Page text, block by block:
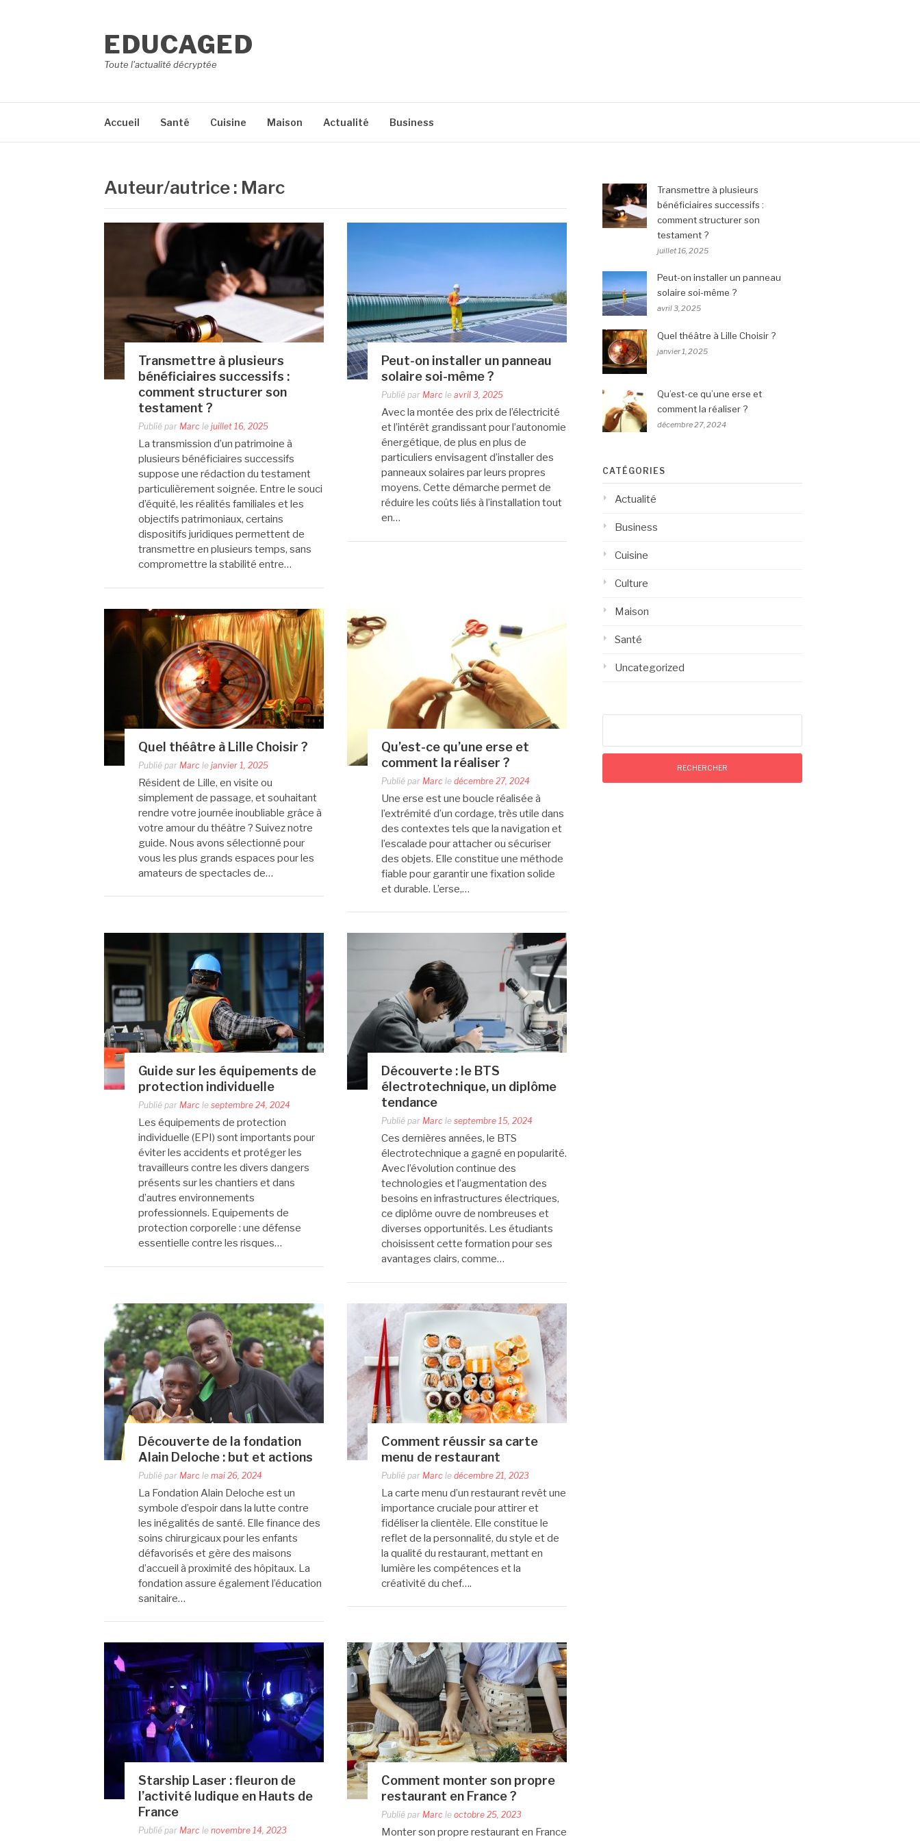
EDUCAGED
Toute l'actualité décryptée
Accueil Santé Cuisine Maison Actualité Business
Auteur/autrice : Marc
Transmettre à plusieurs
bénéficiaires successifs :
comment structurer son
testament ?
Publié par Marc le juillet 16, 2025
La transmission d’un patrimoine à
plusieurs bénéficiaires successifs
suppose une rédaction du testament
particulièrement soignée. Entre le souci
d’équité, les réalités familiales et les
objectifs patrimoniaux, certains
dispositifs juridiques permettent de
transmettre en plusieurs temps, sans
compromettre la stabilité entre…
Peut-on installer un panneau
solaire soi-même ?
Publié par Marc le avril 3, 2025
Avec la montée des prix de l’électricité
et l’intérêt grandissant pour l’autonomie
énergétique, de plus en plus de
particuliers envisagent d’installer des
panneaux solaires par leurs propres
moyens. Cette démarche permet de
réduire les coûts liés à l’installation tout
en…
Quel théâtre à Lille Choisir ?
Publié par Marc le janvier 1, 2025
Résident de Lille, en visite ou
simplement de passage, et souhaitant
rendre votre journée inoubliable grâce à
votre amour du théâtre ? Suivez notre
guide. Nous avons sélectionné pour
vous les plus grands espaces pour les
amateurs de spectacles de…
Qu’est-ce qu’une erse et
comment la réaliser ?
Publié par Marc le décembre 27, 2024
Une erse est une boucle réalisée à
l’extrémité d’un cordage, très utile dans
des contextes tels que la navigation et
l’escalade pour attacher ou sécuriser
des objets. Elle constitue une méthode
fiable pour garantir une fixation solide
et durable. L’erse,…
Guide sur les équipements de
protection individuelle
Publié par Marc le septembre 24, 2024
Les équipements de protection
individuelle (EPI) sont importants pour
éviter les accidents et protéger les
travailleurs contre les divers dangers
présents sur les chantiers et dans
d’autres environnements
professionnels. Equipements de
protection corporelle : une défense
essentielle contre les risques…
Découverte : le BTS
électrotechnique, un diplôme
tendance
Publié par Marc le septembre 15, 2024
Ces dernières années, le BTS
électrotechnique a gagné en popularité.
Avec l’évolution continue des
technologies et l’augmentation des
besoins en infrastructures électriques,
ce diplôme ouvre de nombreuses et
diverses opportunités. Les étudiants
choisissent cette formation pour ses
avantages clairs, comme…
Découverte de la fondation
Alain Deloche : but et actions
Publié par Marc le mai 26, 2024
La Fondation Alain Deloche est un
symbole d’espoir dans la lutte contre
les inégalités de santé. Elle finance des
soins chirurgicaux pour les enfants
défavorisés et gère des maisons
d’accueil à proximité des hôpitaux. La
fondation assure également l’éducation
sanitaire…
Comment réussir sa carte
menu de restaurant
Publié par Marc le décembre 21, 2023
La carte menu d’un restaurant revêt une
importance cruciale pour attirer et
fidéliser la clientèle. Elle constitue le
reflet de la personnalité, du style et de
la qualité du restaurant, mettant en
lumière les compétences et la
créativité du chef….
Starship Laser : fleuron de
l’activité ludique en Hauts de
France
Publié par Marc le novembre 14, 2023
Comment monter son propre
restaurant en France ?
Publié par Marc le octobre 25, 2023
Monter son propre restaurant en France
Transmettre à plusieurs
bénéficiaires successifs :
comment structurer son
testament ?
juillet 16, 2025
Peut-on installer un panneau
solaire soi-même ?
avril 3, 2025
Quel théâtre à Lille Choisir ?
janvier 1, 2025
Qu’est-ce qu’une erse et
comment la réaliser ?
décembre 27, 2024
CATÉGORIES
Actualité
Business
Cuisine
Culture
Maison
Santé
Uncategorized